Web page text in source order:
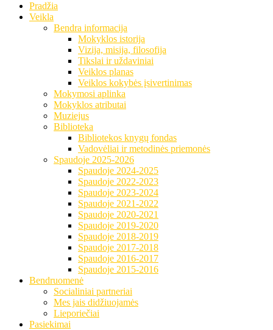
Pradžia
Veikla
Bendra informacija
Mokyklos istorija
Vizija, misija, filosofija
Tikslai ir uždaviniai
Veiklos planas
Veiklos kokybės įsivertinimas
Mokymosi aplinka
Mokyklos atributai
Muziejus
Biblioteka
Bibliotekos knygų fondas
Vadovėliai ir metodinės priemonės
Spaudoje 2025-2026
Spaudoje 2024-2025
Spaudoje 2022-2023
Spaudoje 2023-2024
Spaudoje 2021-2022
Spaudoje 2020-2021
Spaudoje 2019-2020
Spaudoje 2018-2019
Spaudoje 2017-2018
Spaudoje 2016-2017
Spaudoje 2015-2016
Bendruomenė
Socialiniai partneriai
Mes jais didžiuojamės
Lieporiečiai
Pasiekimai